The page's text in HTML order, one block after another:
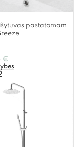
pastatomam
€